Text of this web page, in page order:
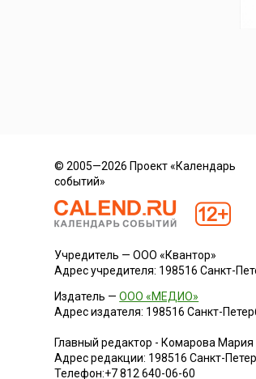
© 2005—2026 Проект «Календарь
событий»
Учредитель — ООО «Квантор»
Адрес учредителя: 198516 Санкт-
Издатель —ООО «МЕДИО»
Адрес издателя: 198516 Санкт-
Главный редактор - Комарова Мария
Адрес редакции: 198516 Санкт-
Телефон:+7 812 640-06-60